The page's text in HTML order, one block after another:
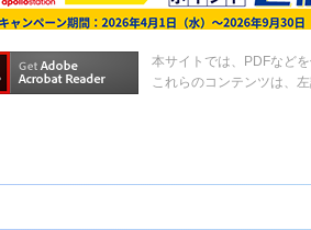
本サイトでは、PDFなど
これらのコンテンツは、